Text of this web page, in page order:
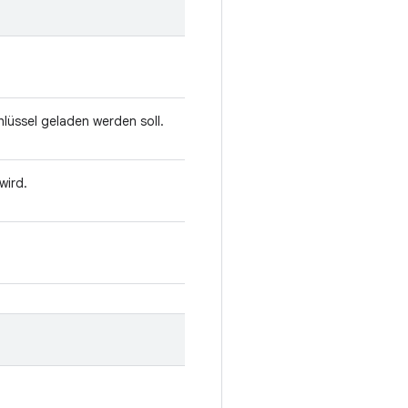
geladen werden soll.